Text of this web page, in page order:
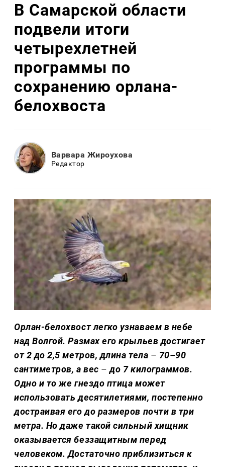
В Самарской области
подвели итоги
четырехлетней
программы по
сохранению орлана-
белохвоста
Варвара Жироухова
Редактор
Орлан-белохвост легко узнаваем в небе
над Волгой. Размах его крыльев достигает
от 2 до 2,5 метров, длина тела – 70–90
сантиметров, а вес – до 7 килограммов.
Одно и то же гнездо птица может
использовать десятилетиями, постепенно
достраивая его до размеров почти в три
метра. Но даже такой сильный хищник
оказывается беззащитным перед
человеком. Достаточно приблизиться к